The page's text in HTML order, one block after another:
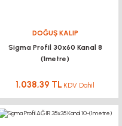
DOĞUŞ KALIP
Sigma Profil 30x60 Kanal 8
(1metre)
1.038,39 TL KDV Dahil